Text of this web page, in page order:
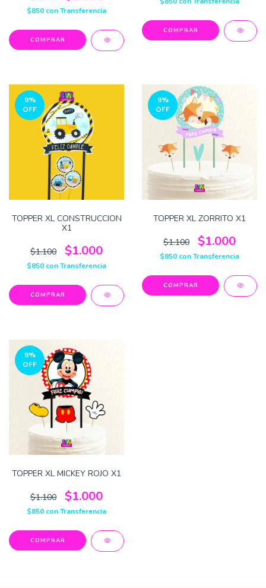
$850 conTransferencia
9%
OFF
TOPPER XL CONSTRUCCION
X1
$1.100 $1.000
$850 conTransferencia
9%
OFF
TOPPER XL ZORRITO X1
$1.100 $1.000
$850 conTransferencia
9%
OFF
TOPPER XL MICKEY ROJO X1
$1.100 $1.000
$850 conTransferencia